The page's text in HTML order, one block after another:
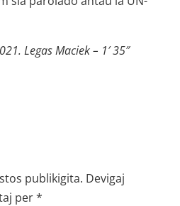
Legas Maciek – 1′ 35″
publikigita. Devigaj
per*